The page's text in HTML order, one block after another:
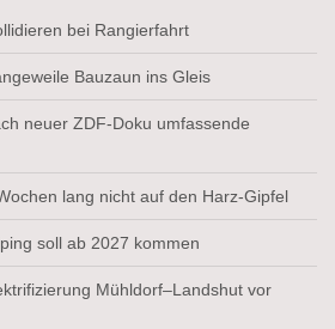
bei Rangierfahrt
Bauzaun ins Gleis
neuer ZDF-Doku umfassende
lang nicht auf den Harz-Gipfel
soll ab 2027 kommen
Mühldorf–Landshut vor